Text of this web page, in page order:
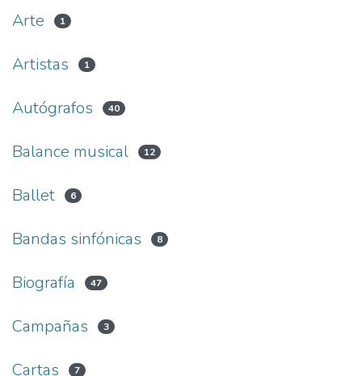
Arte 1
Artistas 1
Autógrafos 40
Balance musical 12
Ballet 6
Bandas sinfónicas 8
Biografía 47
Campañas 3
Cartas 7